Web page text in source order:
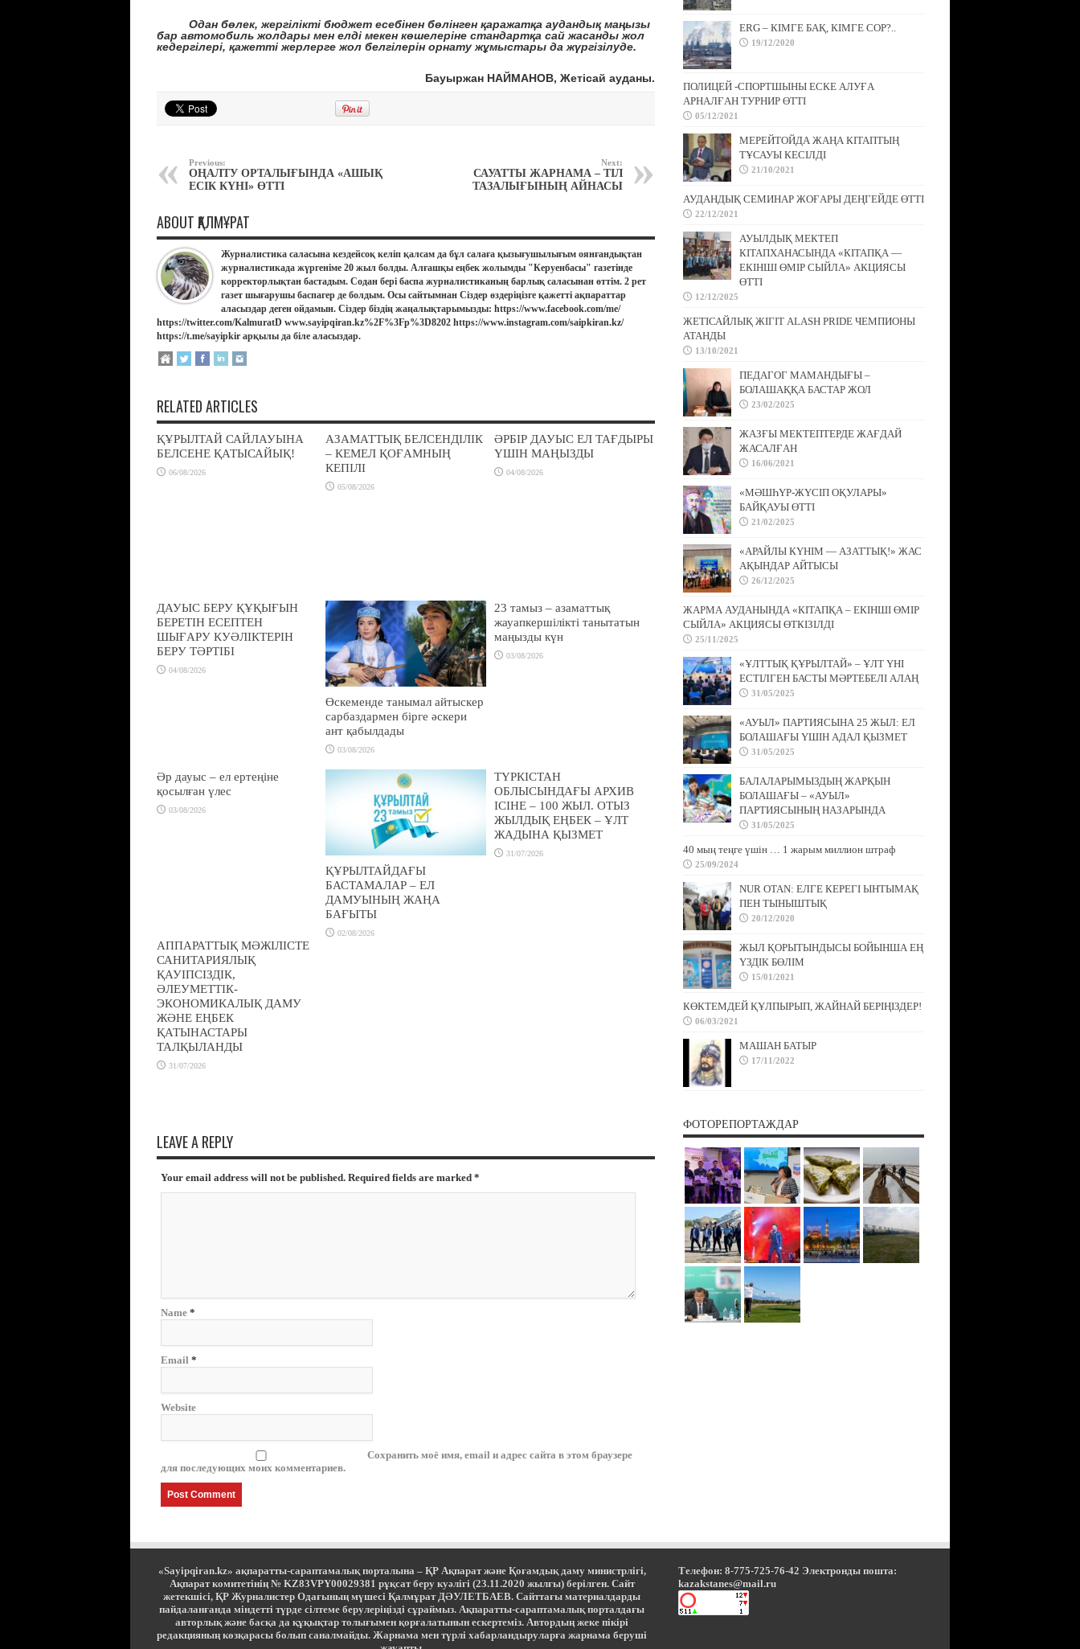
Одан бөлек, жергілікті бюджет есебінен бөлінген қаражатқа аудандық маңызы
бар автомобиль жолдары мен елді мекен көшелеріне стандартқа сай жасанды жол
кедергілері, қажетті жерлерге жол белгілерін орнату жұмыстары да жүргізілуде.
Бауыржан НАЙМАНОВ, Жетісай ауданы.
Previous:
ОҢАЛТУ ОРТАЛЫҒЫНДА «АШЫҚ
ЕСІК КҮНІ» ӨТТІ
Next:
САУАТТЫ ЖАРНАМА – ТІЛ
ТАЗАЛЫҒЫНЫҢ АЙНАСЫ
ABOUT ҚАЛМҰРАТ
Журналистика саласына кездейсоқ келіп қалсам да бұл салаға қызығушылығым оянғандықтан
журналистикада жүргеніме 20 жыл болды. Алғашқы еңбек жолымды "Керуенбасы" газетінде
корректорлықтан бастадым. Содан бері баспа журналистиканың барлық саласынан өттім. 2 рет
газет шығарушы баспагер де болдым. Осы сайтымнан Сіздер өздеріңізге қажетті ақпараттар
аласыздар деген ойдамын. Сіздер біздің жаңалықтарымызды: https://www.facebook.com/me/
https://twitter.com/KalmuratD www.sayipqiran.kz%2F%3Fp%3D8202 https://www.instagram.com/saipkiran.kz/
https://t.me/sayipkir арқылы да біле аласыздар.
RELATED ARTICLES
ҚҰРЫЛТАЙ САЙЛАУЫНА
БЕЛСЕНЕ ҚАТЫСАЙЫҚ!
06/08/2026
АЗАМАТТЫҚ БЕЛСЕНДІЛІК
– КЕМЕЛ ҚОҒАМНЫҢ
КЕПІЛІ
05/08/2026
ӘРБІР ДАУЫС ЕЛ ТАҒДЫРЫ
ҮШІН МАҢЫЗДЫ
04/08/2026
ДАУЫС БЕРУ ҚҰҚЫҒЫН
БЕРЕТІН ЕСЕПТЕН
ШЫҒАРУ КУӘЛІКТЕРІН
БЕРУ ТӘРТІБІ
04/08/2026
Өскеменде танымал айтыскер
сарбаздармен бірге әскери
ант қабылдады
03/08/2026
23 тамыз – азаматтық
жауапкершілікті танытатын
маңызды күн
03/08/2026
Әр дауыс – ел ертеңіне
қосылған үлес
03/08/2026
ҚҰРЫЛТАЙДАҒЫ
БАСТАМАЛАР – ЕЛ
ДАМУЫНЫҢ ЖАҢА
БАҒЫТЫ
02/08/2026
ТҮРКІСТАН
ОБЛЫСЫНДАҒЫ АРХИВ
ІСІНЕ – 100 ЖЫЛ. ОТЫЗ
ЖЫЛДЫҚ ЕҢБЕК – ҰЛТ
ЖАДЫНА ҚЫЗМЕТ
31/07/2026
АППАРАТТЫҚ МӘЖІЛІСТЕ
САНИТАРИЯЛЫҚ
ҚАУІПСІЗДІК,
ӘЛЕУМЕТТІК-
ЭКОНОМИКАЛЫҚ ДАМУ
ЖӘНЕ ЕҢБЕК
ҚАТЫНАСТАРЫ
ТАЛҚЫЛАНДЫ
31/07/2026
LEAVE A REPLY
Your email address will not be published. Required fields are marked *
Name *
Email *
Website
Сохранить моё имя, email и адрес сайта в этом браузере
для последующих моих комментариев.
ERG – КІМГЕ БАҚ, КІМГЕ СОР?..
19/12/2020
ПОЛИЦЕЙ -СПОРТШЫНЫ ЕСКЕ АЛУҒА
АРНАЛҒАН ТУРНИР ӨТТІ
05/12/2021
МЕРЕЙТОЙДА ЖАҢА КІТАПТЫҢ
ТҰСАУЫ КЕСІЛДІ
21/10/2021
АУДАНДЫҚ СЕМИНАР ЖОҒАРЫ ДЕҢГЕЙДЕ ӨТТІ
22/12/2021
АУЫЛДЫҚ МЕКТЕП
КІТАПХАНАСЫНДА «КІТАПҚА —
ЕКІНШІ ӨМІР СЫЙЛА» АКЦИЯСЫ
ӨТТІ
12/12/2025
ЖЕТІСАЙЛЫҚ ЖІГІТ ALASH PRIDE ЧЕМПИОНЫ
АТАНДЫ
13/10/2021
ПЕДАГОГ МАМАНДЫҒЫ –
БОЛАШАҚҚА БАСТАР ЖОЛ
23/02/2025
ЖАЗҒЫ МЕКТЕПТЕРДЕ ЖАҒДАЙ
ЖАСАЛҒАН
16/06/2021
«МӘШҺҮР-ЖҮСІП ОҚУЛАРЫ»
БАЙҚАУЫ ӨТТІ
21/02/2025
«АРАЙЛЫ КҮНІМ — АЗАТТЫҚ!» ЖАС
АҚЫНДАР АЙТЫСЫ
26/12/2025
ЖАРМА АУДАНЫНДА «КІТАПҚА – ЕКІНШІ ӨМІР
СЫЙЛА» АКЦИЯСЫ ӨТКІЗІЛДІ
25/11/2025
«ҰЛТТЫҚ ҚҰРЫЛТАЙ» – ҰЛТ ҮНІ
ЕСТІЛГЕН БАСТЫ МӘРТЕБЕЛІ АЛАҢ
31/05/2025
«АУЫЛ» ПАРТИЯСЫНА 25 ЖЫЛ: ЕЛ
БОЛАШАҒЫ ҮШІН АДАЛ ҚЫЗМЕТ
31/05/2025
БАЛАЛАРЫМЫЗДЫҢ ЖАРҚЫН
БОЛАШАҒЫ – «АУЫЛ»
ПАРТИЯСЫНЫҢ НАЗАРЫНДА
31/05/2025
40 мың теңге үшін … 1 жарым миллион штраф
25/09/2024
NUR OTAN: ЕЛГЕ КЕРЕГІ ЫНТЫМАҚ
ПЕН ТЫНЫШТЫҚ
20/12/2020
ЖЫЛ ҚОРЫТЫНДЫСЫ БОЙЫНША ЕҢ
ҮЗДІК БӨЛІМ
15/01/2021
КӨКТЕМДЕЙ ҚҰЛПЫРЫП, ЖАЙНАЙ БЕРІҢІЗДЕР!
06/03/2021
МАШАН БАТЫР
17/11/2022
ФОТОРЕПОРТАЖДАР
«Sayipqiran.kz» ақпаратты-сараптамалық порталына – ҚР Ақпарат және Қоғамдық даму министрлігі,
Ақпарат комитетінің № KZ83VPY00029381 рұқсат беру куәлігі (23.11.2020 жылғы) берілген. Сайт
жетекшісі, ҚР Журналистер Одағының мүшесі Қалмұрат ДӘУЛЕТБАЕВ. Сайттағы материалдарды
пайдаланғанда міндетті түрде сілтеме берулеріңізді сұраймыз. Ақпаратты-сараптамалық порталдағы
авторлық және басқа да құқықтар толығымен қорғалатынын ескертеміз. Автордың жеке пікірі
редакцияның көзқарасы болып саналмайды. Жарнама мен түрлі хабарландыруларға жарнама беруші
Телефон: 8-775-725-76-42 Электронды пошта:
kazakstanes@mail.ru